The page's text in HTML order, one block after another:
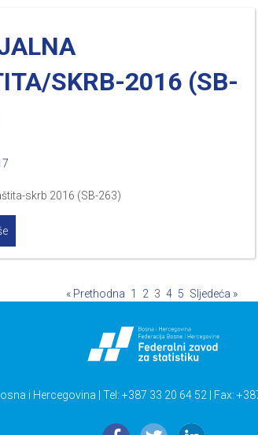
SKRB-2016 (SB-
skrb 2016 (SB-263)
« Prethodna 1 2 3 4 5 Sljedeća »
i Hercegovina | Tel: +387 33 20 64 52 | Fax: